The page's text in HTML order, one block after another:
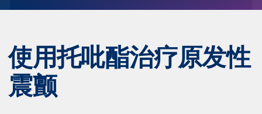
使用托吡酯治疗原发性
震颤